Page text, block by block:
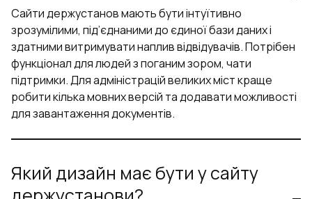
Сайти держустанов мають бути інтуїтивно
зрозумілими, під’єднаними до єдиної бази даних і
здатними витримувати наплив відвідувачів. Потрібен
функціонал для людей з поганим зором, чати
підтримки. Для адміністрацій великих міст краще
робити кілька мовних версій та додавати можливості
для завантаження документів.
Який дизайн має бути у сайту